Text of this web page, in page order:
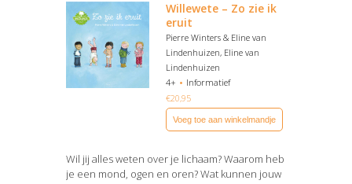
Willewete – Zo zie ik
eruit
Pierre Winters & Eline van
Lindenhuizen, Eline van
Lindenhuizen
4+
Informatief
€20,95
Voeg toe aan winkelmandje
Wil jij alles weten over je lichaam? Waarom heb
je een mond, ogen en oren? Wat kunnen jouw